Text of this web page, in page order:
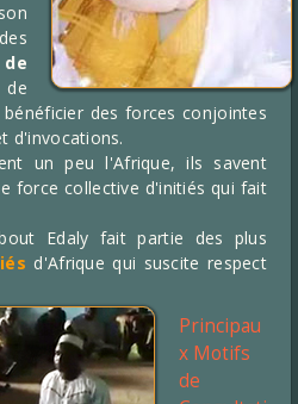
des forces conjointes
d'invocations.
un peu l'Afrique, ils savent
force collective d'initiés qui fait
Edaly fait partie des plus
d'Afrique qui suscite respect
Principau
x Motifs
de